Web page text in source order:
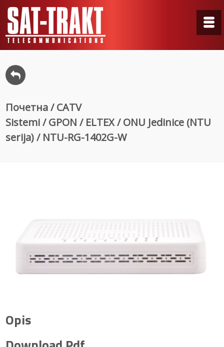
Почетна/CATV
Sistemi/GPON / ELTEX/ONU Jedinice (NTU
serija)/ NTU-RG-1402G-W
Opis